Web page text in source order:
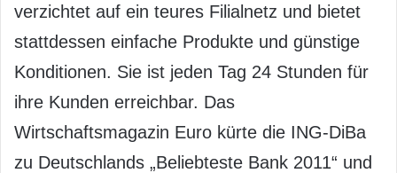
verzichtet auf ein teures Filialnetz und bietet
stattdessen einfache Produkte und günstige
Konditionen. Sie ist jeden Tag 24 Stunden für
ihre Kunden erreichbar. Das
Wirtschaftsmagazin Euro kürte die ING-DiBa
zu Deutschlands „Beliebteste Bank 2011“ und